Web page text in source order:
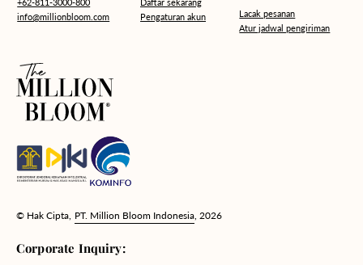
info@millionbloom.com
Pengaturan akun
Lacak pesanan
Atur jadwal pengiriman
© Hak Cipta, PT. Million Bloom Indonesia , 2026
Corporate Inquiry: